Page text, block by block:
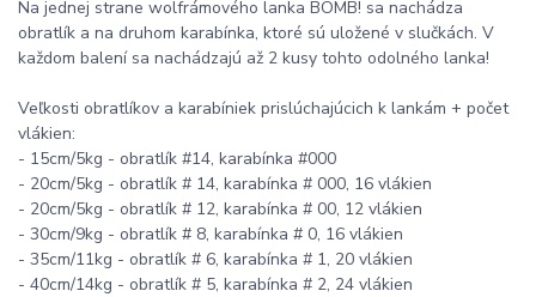
Na jednej strane wolfrámového lanka BOMB! sa nachádza
obratlík a na druhom karabínka, ktoré sú uložené v slučkách. V
každom balení sa nachádzajú až 2 kusy tohto odolného lanka!
Veľkosti obratlíkov a karabíniek prislúchajúcich k lankám + počet
vlákien:
- 15cm/5kg - obratlík #14, karabínka #000
- 20cm/5kg - obratlík # 14, karabínka # 000, 16 vlákien
- 20cm/5kg - obratlík # 12, karabínka # 00, 12 vlákien
- 30cm/9kg - obratlík # 8, karabínka # 0, 16 vlákien
- 35cm/11kg - obratlík # 6, karabínka # 1, 20 vlákien
- 40cm/14kg - obratlík # 5, karabínka # 2, 24 vlákien